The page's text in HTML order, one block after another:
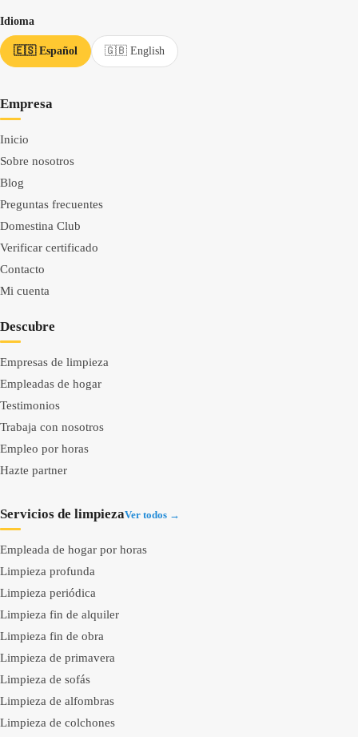
Idioma
🇪🇸 Español 🇬🇧 English
Empresa
Inicio
Sobre nosotros
Blog
Preguntas frecuentes
Domestina Club
Verificar certificado
Contacto
Mi cuenta
Descubre
Empresas de limpieza
Empleadas de hogar
Testimonios
Trabaja con nosotros
Empleo por horas
Hazte partner
Servicios de limpiezaVer todos →
Empleada de hogar por horas
Limpieza profunda
Limpieza periódica
Limpieza fin de alquiler
Limpieza fin de obra
Limpieza de primavera
Limpieza de sofás
Limpieza de alfombras
Limpieza de colchones